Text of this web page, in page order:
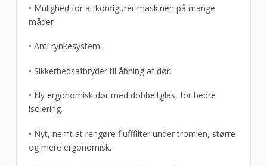
• Mulighed for at konfigurer maskinen på mange
måder
• Anti rynkesystem.
• Sikkerhedsafbryder til åbning af dør.
• Ny ergonomisk dør med dobbeltglas, for bedre
isolering.
• Nyt, nemt at rengøre flufffilter under tromlen, større
og mere ergonomisk.